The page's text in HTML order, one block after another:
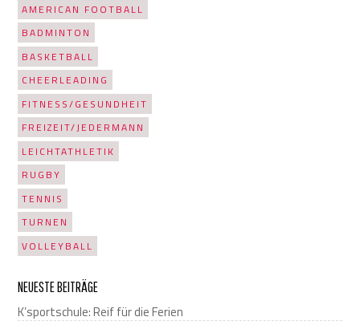
AMERICAN FOOTBALL
BADMINTON
BASKETBALL
CHEERLEADING
FITNESS/GESUNDHEIT
FREIZEIT/JEDERMANN
LEICHTATHLETIK
RUGBY
TENNIS
TURNEN
VOLLEYBALL
NEUESTE BEITRÄGE
K’sportschule: Reif für die Ferien